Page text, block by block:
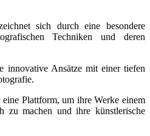
sich durch eine besondere
Techniken und deren
innovative Ansätze mit einer tiefen
Plattform, um ihre Werke einem
zu machen und ihre künstlerische